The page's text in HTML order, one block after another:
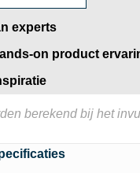
experts
on product
berekend bij het